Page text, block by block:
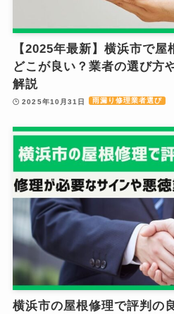
【2025年最新】横浜市で
どこが良い？業者の選び方
解説
2025年10月31日 雨漏り修理業者選び
横浜市の屋根修理で評判の